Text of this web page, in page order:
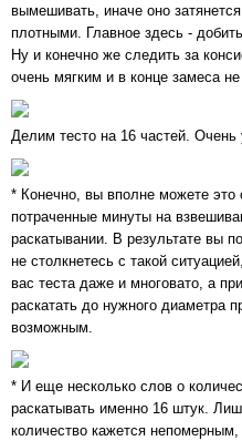
вымешивать, иначе оно
плотными. Главное здесь -
Ну и конечно же следить за
очень мягким и в конце замеса
Делим тесто на 16 частей. Очень
* Конечно, вы вполне можете это
потраченные минуты на
раскатывании. В результате вы
не столкнетесь с такой
вас теста даже и многовато, а
раскатать до нужного диаметра
возможным.
* И еще несколько слов о
раскатывать именно 16 штук.
количество кажется